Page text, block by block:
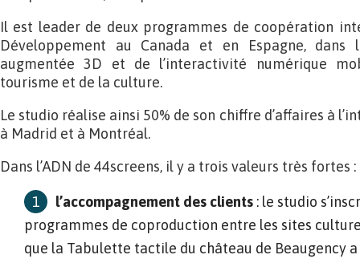
Il est leader de deux programmes de coopération
Développement au Canada et en Espagne,
augmentée 3D et de l’interactivité numérique
tourisme et de la culture.
Le studio réalise ainsi 50% de son chiffre d’affaires à
à Madrid et à Montréal.
Dans l’ADN de 44screens, il y a trois valeurs très fortes :
l’accompagnement des clients : le studio
programmes de coproduction entre les sites
que la Tabulette tactile du château de Beaugency